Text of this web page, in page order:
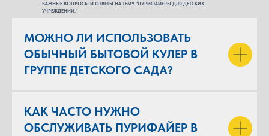
ВАЖНЫЕ ВОПРОСЫ И ОТВЕТЫ НА ТЕМУ "ПУРИФАЙЕРЫ ДЛЯ ДЕТСКИХ
УЧРЕЖДЕНИЙ."
МОЖНО ЛИ ИСПОЛЬЗОВАТЬ
ОБЫЧНЫЙ БЫТОВОЙ КУЛЕР В
ГРУППЕ ДЕТСКОГО САДА?
КАК ЧАСТО НУЖНО
ОБСЛУЖИВАТЬ ПУРИФАЙЕР В